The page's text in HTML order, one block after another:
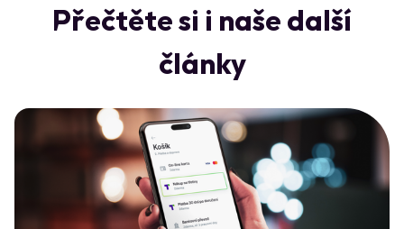
Přečtěte si i naše další
články